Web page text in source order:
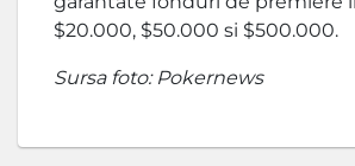
$20.000, $50.000 si $500.000.
Sursa foto: Pokernews